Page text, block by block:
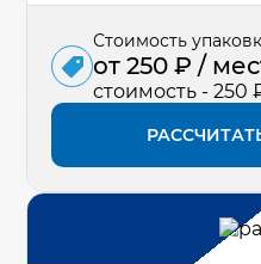
Стоимость
от 250 ₽ /
стоимость - 250